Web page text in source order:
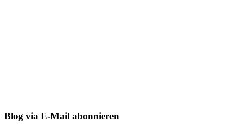
Blog via E-Mail abonnieren